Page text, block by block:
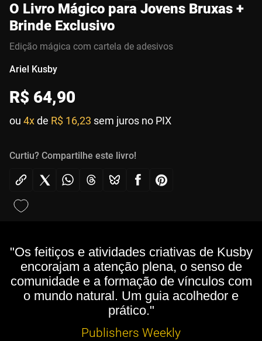
O Livro Mágico para Jovens Bruxas +
Brinde Exclusivo
Edição mágica com cartela de adesivos
Ariel Kusby
R$ 64,90
ou 4xde R$ 16,23 sem juros no PIX
Curtiu? Compartilhe este livro!
"Os feitiços e atividades criativas de Kusby
encorajam a atenção plena, o senso de
comunidade e a formação de vínculos com
o mundo natural. Um guia acolhedor e
prático."
Publishers Weekly